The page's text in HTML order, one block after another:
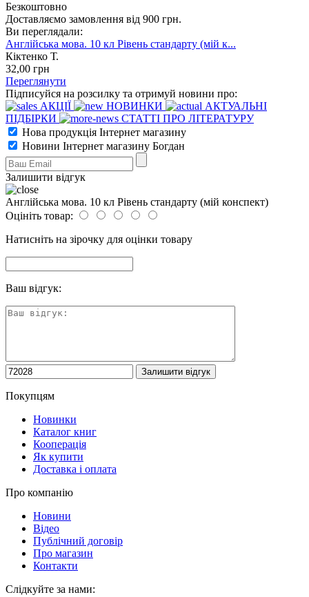
Безкоштовно
Доставляємо замовлення від 900 грн.
Ви переглядали:
Англійська мова. 10 кл Рівень стандарту (мій к...
Кіктенко Т.
32,00 грн
Переглянути
Підписуйся на розсилку та отримуй новини про:
АКЦІЇ
НОВИНКИ
АКТУАЛЬНІ
ПІДБІРКИ
СТАТТІ ПРО ЛІТЕРАТУРУ
Нова продукція Інтернет магазину
Новини Інтернет магазину Богдан
Залишити відгук
Англійська мова. 10 кл Рівень стандарту (мій конспект)
Оцініть товар:
Натисніть на зірочку для оцінки товару
Ваш відгук:
Покупцям
Новинки
Каталог книг
Кооперація
Як купити
Доставка і оплата
Про компанію
Новини
Відео
Публічний договір
Про магазин
Контакти
Слідкуйте за нами: